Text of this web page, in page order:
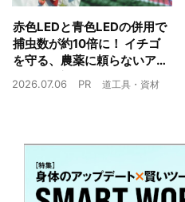
赤色LEDと青色LEDの併用で
捕虫数が約10倍に！ イチゴ
を守る、農薬に頼らないア
ザミウマ対策
2026.07.06 PR 道工具・資材